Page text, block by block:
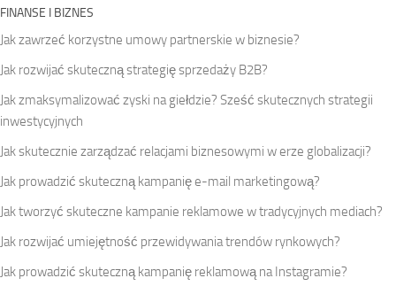
FINANSE I BIZNES
Jak zawrzeć korzystne umowy partnerskie w biznesie?
Jak rozwijać skuteczną strategię sprzedaży B2B?
Jak zmaksymalizować zyski na giełdzie? Sześć skutecznych strategii
inwestycyjnych
Jak skutecznie zarządzać relacjami biznesowymi w erze globalizacji?
Jak prowadzić skuteczną kampanię e-mail marketingową?
Jak tworzyć skuteczne kampanie reklamowe w tradycyjnych mediach?
Jak rozwijać umiejętność przewidywania trendów rynkowych?
Jak prowadzić skuteczną kampanię reklamową na Instagramie?